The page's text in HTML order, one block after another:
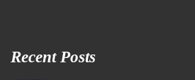
Recent Posts